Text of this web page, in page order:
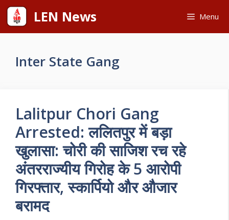
Skip
content
LEN News Menu
Inter State Gang
Lalitpur Chori Gang
Arrested: ललितपुर में बड़ा
खुलासा: चोरी की साजिश रच रहे
अंतरराज्यीय गिरोह के 5 आरोपी
गिरफ्तार, स्कार्पियो और औजार
बरामद